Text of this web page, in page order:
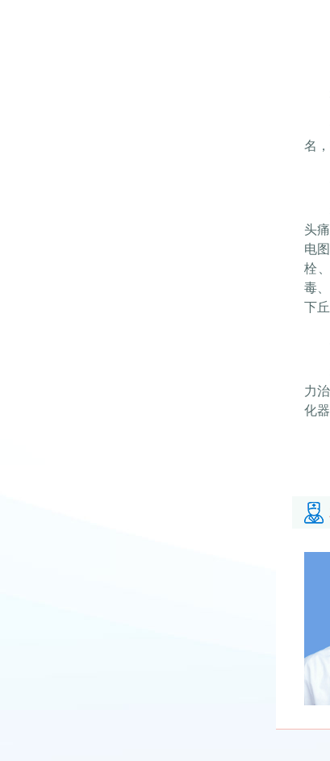
名
头
电
栓
毒
下
力
化